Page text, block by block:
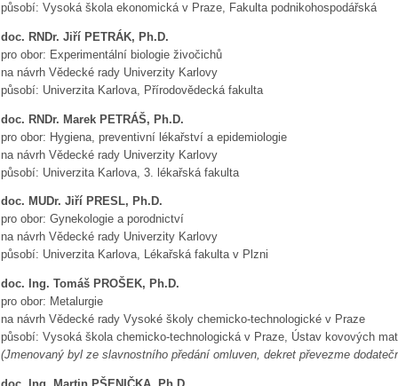
působí: Vysoká škola ekonomická v Praze, Fakulta podnikohospodářská
doc. RNDr. Jiří PETRÁK, Ph.D.
pro obor: Experimentální biologie živočichů
na návrh Vědecké rady Univerzity Karlovy
působí: Univerzita Karlova, Přírodovědecká fakulta
doc. RNDr. Marek PETRÁŠ, Ph.D.
pro obor: Hygiena, preventivní lékařství a epidemiologie
na návrh Vědecké rady Univerzity Karlovy
působí: Univerzita Karlova, 3. lékařská fakulta
doc. MUDr. Jiří PRESL, Ph.D.
pro obor: Gynekologie a porodnictví
na návrh Vědecké rady Univerzity Karlovy
působí: Univerzita Karlova, Lékařská fakulta v Plzni
doc. Ing. Tomáš PROŠEK, Ph.D.
pro obor: Metalurgie
na návrh Vědecké rady Vysoké školy chemicko-technologické v Praze
působí: Vysoká škola chemicko-technologická v Praze, Ústav kovových
(Jmenovaný byl ze slavnostního předání omluven, dekret převezme